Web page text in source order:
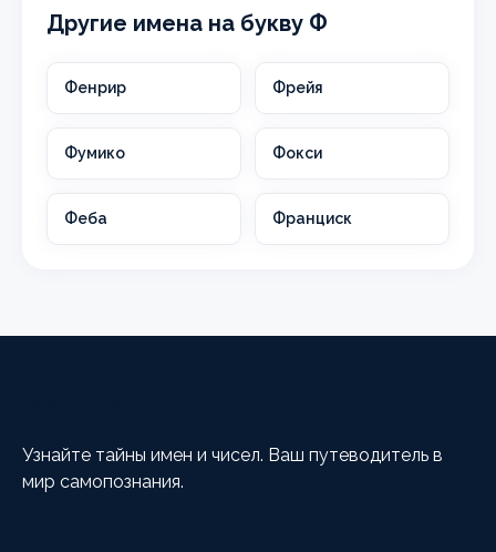
Другие имена на букву Ф
Фенрир Фрейя
Фумико Фокси
Феба Франциск
Узнайте тайны имен и чисел. Ваш путеводитель в
мир самопознания.